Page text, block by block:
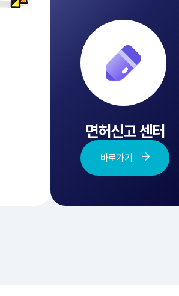
면허신고 센터
바로가기